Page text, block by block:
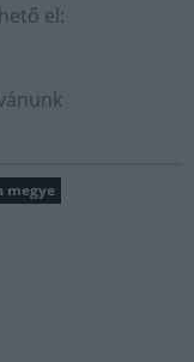
el:
megye